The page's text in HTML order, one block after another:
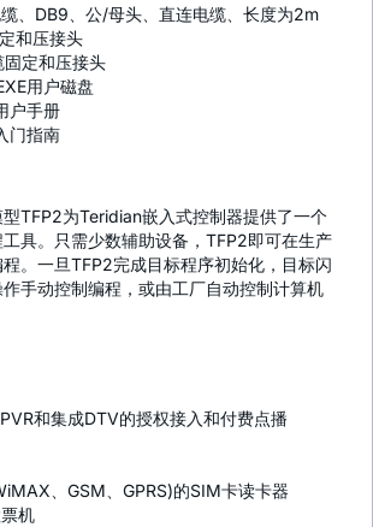
、DB9、公/母头、直连电缆、长度为2m
和压接头
固定和压接头
用户磁盘
户手册
门指南
TFP2为Teridian嵌入式控制器提供了一个
具。只需少数辅助设备，TFP2即可在生产
。一旦TFP2完成目标程序初始化，目标闪
手动控制编程，或由工厂自动控制计算机
和集成DTV的授权接入和付费点播
、GSM、GPRS)的SIM卡读卡器
机